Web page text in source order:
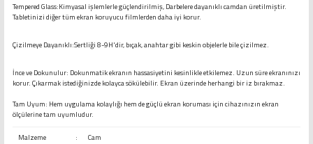
Tempered Glass:Kimyasal işlemlerle güçlendirilmiş, Darbelere dayanıklı camdan üretilmiştir.
Tabletinizi diğer tüm ekran koruyucu filmlerden daha iyi korur.
Çizilmeye Dayanıklı:Sertliği 8-9H'dir, bıçak, anahtar gibi keskin objelerle bile çizilmez.
İnce ve Dokunulur: Dokunmatik ekranın hassasiyetini kesinlikle etkilemez. Uzun süre ekranınızı
korur. Çıkarmak istediğinizde kolayca sökülebilir. Ekran üzerinde herhangi bir iz bırakmaz.
Tam Uyum: Hem uygulama kolaylığı hem de güçlü ekran koruması için cihazınızın ekran
ölçülerine tam uyumludur.
Malzeme : Cam